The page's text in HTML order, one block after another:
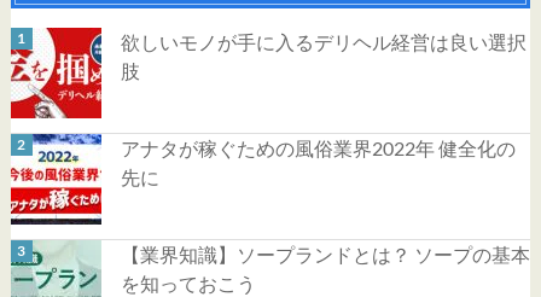
欲しいモノが手に入るデリヘル経営は良い選択
肢
アナタが稼ぐための風俗業界2022年 健全化の
先に
【業界知識】ソープランドとは？ ソープの基本
を知っておこう